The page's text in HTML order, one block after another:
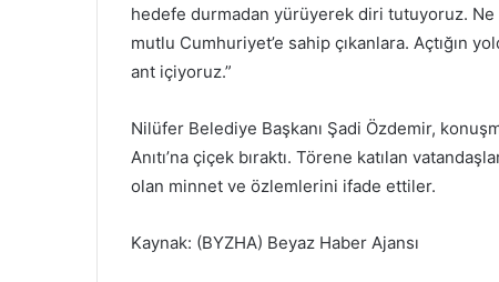
hedefe durmadan yürüyerek diri tutuyoruz.
mutlu Cumhuriyet’e sahip çıkanlara. Açtığın
ant içiyoruz.”
Nilüfer Belediye Başkanı Şadi Özdemir,
Anıtı’na çiçek bıraktı. Törene katılan
olan minnet ve özlemlerini ifade ettiler.
Kaynak: (BYZHA) Beyaz Haber Ajansı